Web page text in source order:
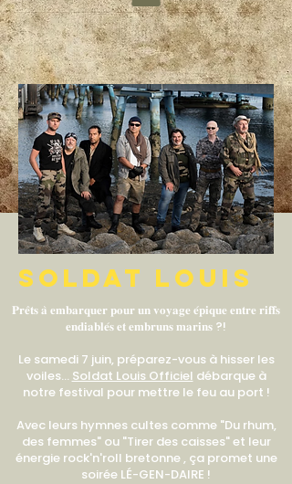
SOLDAT LOUIS
𝐏𝐫𝐞̂𝐭𝐬 𝐚̀ 𝐞𝐦𝐛𝐚𝐫𝐪𝐮𝐞𝐫 𝐩𝐨𝐮𝐫 𝐮𝐧 𝐯𝐨𝐲𝐚𝐠𝐞 𝐞́𝐩𝐢𝐪𝐮𝐞 𝐞𝐧𝐭𝐫𝐞 𝐫𝐢𝐟𝐟𝐬
𝐞𝐧𝐝𝐢𝐚𝐛𝐥𝐞́𝐬 𝐞𝐭 𝐞𝐦𝐛𝐫𝐮𝐧𝐬 𝐦𝐚𝐫𝐢𝐧𝐬 ?!
Le samedi 7 juin, préparez-vous à hisser les
voiles... Soldat Louis Officiel débarque à
notre festival pour mettre le feu au port !
Avec leurs hymnes cultes comme "Du rhum,
des femmes" ou "Tirer des caisses" et leur
énergie rock'n'roll bretonne , ça promet une
soirée LÉ-GEN-DAIRE !